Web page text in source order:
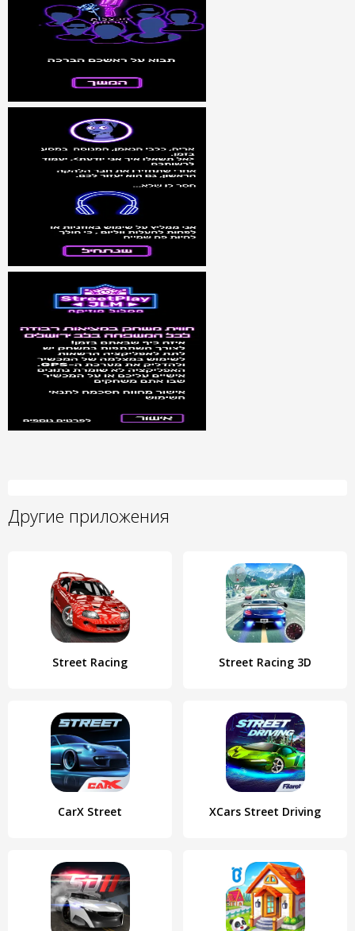
Другие приложения
Street Racing Street Racing 3D
CarX Street XCars Street Driving